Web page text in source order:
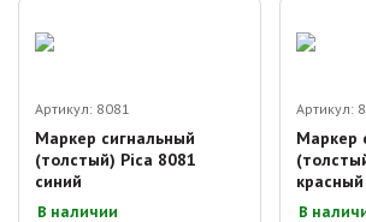
Артикул: 8081
Маркер сигнальный
(толстый) Pica 8081
синий
В наличии
Артикул:
Маркер
красный
В